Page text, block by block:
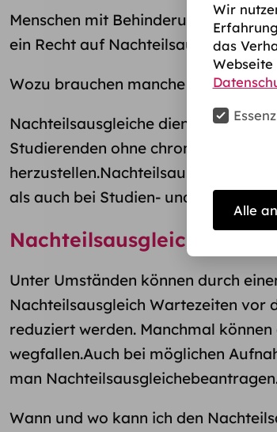
Menschen mit Behinderungen und
ein Recht auf Nachteilsausgleich im
Wozu brauchen manche
Nachteilsausgleiche dienen dazu,
Studierenden ohne chronische
herzustellen.Nachteilsausgleiche
als auch bei Studien- und
Nachteilsausgleich bei
Unter Umständen können durch
Nachteilsausgleich Wartezeiten vor
reduziert werden. Manchmal
wegfallen.Auch bei möglichen
man
Wann und wo kann ich den
Wir
das
Alle